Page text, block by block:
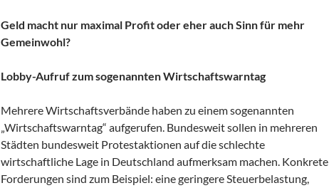
Geld macht nur maximal Profit oder eher auch Sinn für mehr
Gemeinwohl?
Lobby-Aufruf zum sogenannten Wirtschaftswarntag
Mehrere Wirtschaftsverbände haben zu einem sogenannten
„Wirtschaftswarntag“ aufgerufen. Bundesweit sollen in mehreren
Städten bundesweit Protestaktionen auf die schlechte
wirtschaftliche Lage in Deutschland aufmerksam machen. Konkrete
Forderungen sind zum Beispiel: eine geringere Steuerbelastung,